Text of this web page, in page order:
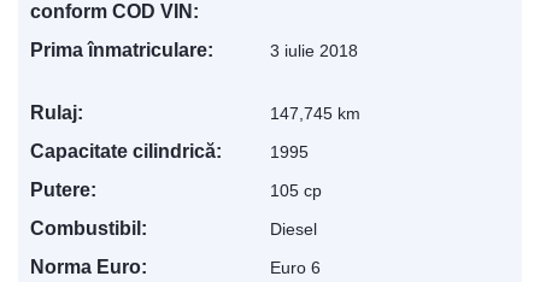
conform COD VIN:
Prima înmatriculare: 3 iulie 2018
Rulaj: 147,745 km
Capacitate cilindrică: 1995
Putere: 105 cp
Combustibil: Diesel
Norma Euro: Euro 6